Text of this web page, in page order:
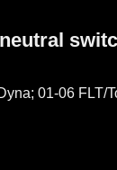
01-06 FLT/